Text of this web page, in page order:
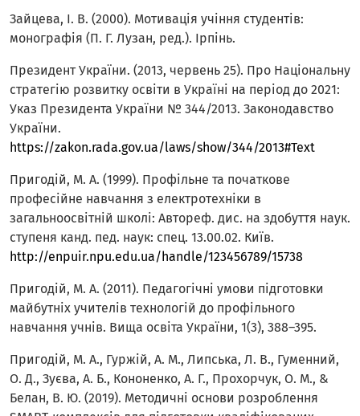
Зайцева, І. В. (2000). Мотивація учіння студентів:
монографія (П. Г. Лузан, ред.). Ірпінь.
Президент України. (2013, червень 25). Про Національну
стратегію розвитку освіти в Україні на період до 2021:
Указ Президента України № 344/2013. Законодавство
України.
https://zakon.rada.gov.ua/laws/show/344/2013#Text
Пригодій, М. А. (1999). Профільне та початкове
професійне навчання з електротехніки в
загальноосвітній школі: Автореф. дис. на здобуття наук.
ступеня канд. пед. наук: спец. 13.00.02. Київ.
http://enpuir.npu.edu.ua/handle/123456789/15738
Пригодій, М. А. (2011). Педагогічні умови підготовки
майбутніх учителів технологій до профільного
навчання учнів. Вища освіта України, 1(3), 388–395.
Пригодій, М. А., Гуржій, А. М., Липська, Л. В., Гуменний,
О. Д., Зуєва, А. Б., Кононенко, А. Г., Прохорчук, О. М., &
Белан, В. Ю. (2019). Методичні основи розроблення